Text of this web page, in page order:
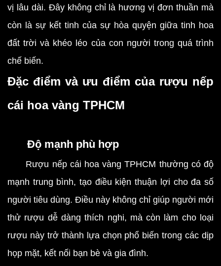
vị lâu dài. Đây không chỉ là hương vị đơn thuần mà
còn là sự kết tinh của sự hòa quyện giữa tinh hoa
đất trời và khéo léo của con người trong quá trình
chế biến.
Đặc điểm và ưu điểm của rượu nếp
cái hoa vàng TPHCM
Độ mạnh phù hợp
Rượu nếp cái hoa vàng TPHCM thường có độ
mạnh trung bình, tạo điều kiện thuận lợi cho đa số
người tiêu dùng. Điều này không chỉ giúp người mới
thử rượu dễ dàng thích nghi, mà còn làm cho loại
rượu này trở thành lựa chọn phổ biến trong các dịp
họp mặt, kết nối bạn bè và gia đình.